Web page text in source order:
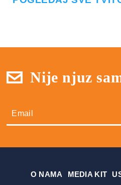
Nije njuz
О NAMA MEDIA KIT